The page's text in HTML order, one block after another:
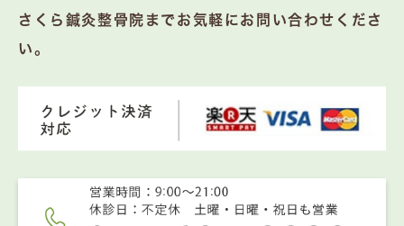
さくら鍼灸整骨院までお気軽にお問い合わせくださ
い。